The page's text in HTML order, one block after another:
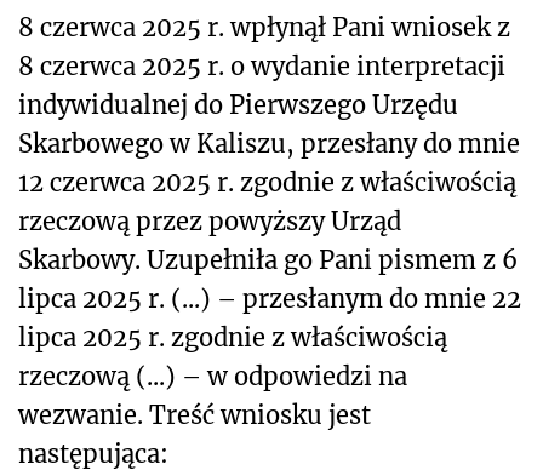
8 czerwca 2025 r. wpłynął Pani wniosek z
8 czerwca 2025 r. o wydanie interpretacji
indywidualnej do Pierwszego Urzędu
Skarbowego w Kaliszu, przesłany do mnie
12 czerwca 2025 r. zgodnie z właściwością
rzeczową przez powyższy Urząd
Skarbowy. Uzupełniła go Pani pismem z 6
lipca 2025 r. (...) – przesłanym do mnie 22
lipca 2025 r. zgodnie z właściwością
rzeczową (...) – w odpowiedzi na
wezwanie. Treść wniosku jest
następująca: